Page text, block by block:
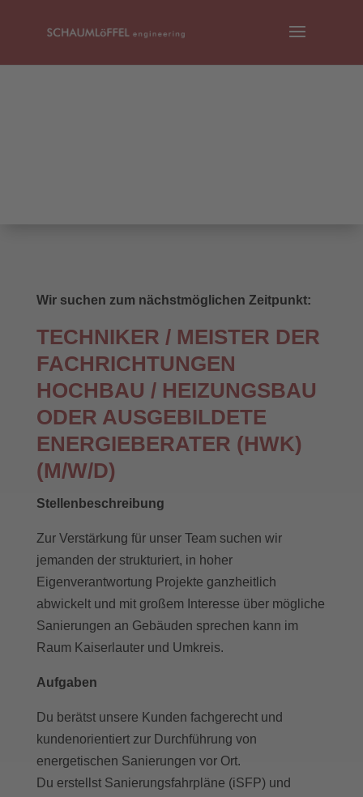
Wir suchen zum nächstmöglichen Zeitpunkt:
TECHNIKER / MEISTER DER
FACHRICHTUNGEN
HOCHBAU / HEIZUNGSBAU
ODER AUSGEBILDETE
ENERGIEBERATER (HWK)
(M/W/D)
Stellenbeschreibung
Zur Verstärkung für unser Team suchen wir
jemanden der strukturiert, in hoher
Eigenverantwortung Projekte ganzheitlich
abwickelt und mit großem Interesse über mögliche
Sanierungen an Gebäuden sprechen kann im
Raum Kaiserlauter und Umkreis.
Aufgaben
Du berätst unsere Kunden fachgerecht und
kundenorientiert zur Durchführung von
energetischen Sanierungen vor Ort.
Du erstellst Sanierungsfahrpläne (iSFP) und